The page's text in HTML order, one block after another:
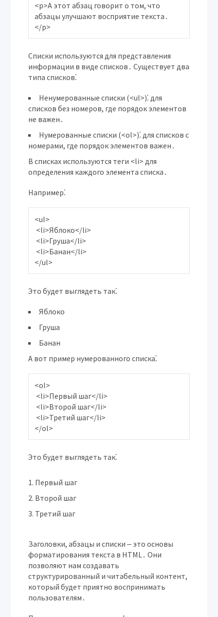
<p>А этот абзац говорит о том, что
абзацы улучшают восприятие текста․
Списки используются для представления
информации в виде списков․ Существует два
типа списков⁚
Ненумерованные списки (<ul>)⁚ для
списков без номеров, где порядок элементов
не важен․
Нумерованные списки (<ol>)⁚ для списков с
номерами, где порядок элементов важен․
В списках используются теги <li> для
определения каждого элемента списка․
Например⁚
<ul>
Это будет выглядеть так⁚
Яблоко
Груша
Банан
А вот пример нумерованного списка⁚
<ol>
Это будет выглядеть так⁚
Первый шаг
Второй шаг
Третий шаг
Заголовки, абзацы и списки ‒ это основы
форматирования текста в HTML․ Они
позволяют нам создавать
структурированный и читабельный контент,
который будет приятно воспринимать
пользователям․